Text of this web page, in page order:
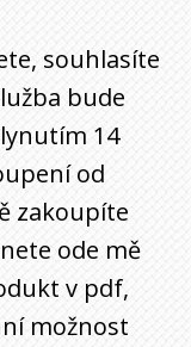
souhlasíte
bude
14
od
zakoupíte
ode mě
v pdf,
možnost